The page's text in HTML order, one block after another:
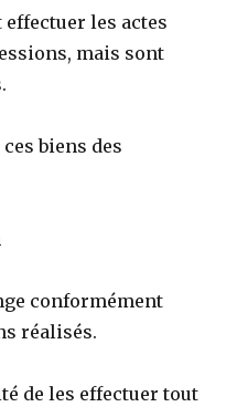
les actes
mais sont
biens des
conformément
réalisés.
de les effectuer tout